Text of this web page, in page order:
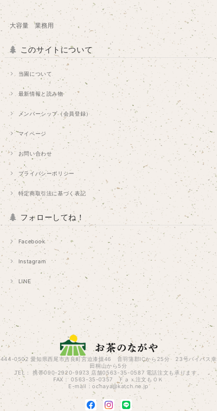
大容量 業務用
このサイトについて
当園について
最新情報と読み物
メンバーシップ（会員登録）
マイページ
お問い合わせ
プライバシーポリシー
特定商取引法に基づく表記
フォローしてね！
Facebook
Instagram
LINE
444-0502 愛知県西尾市吉良町宮迫漆畑46 音羽蒲郡ICから25分 23号バイパス幸
田桐山から5分
TEL： 携帯090-2920-9973 店舗0563-35-0587 電話注文も承ります。
FAX： 0563-35-0357 Ｆａｘ注文もＯＫ
E-mail：ochaya@katch.ne.jp